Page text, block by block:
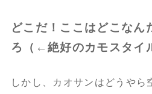
どこだ！ここはどこなん
ろ（←絶好のカモスタイ
しかし、カオサンはどうやら